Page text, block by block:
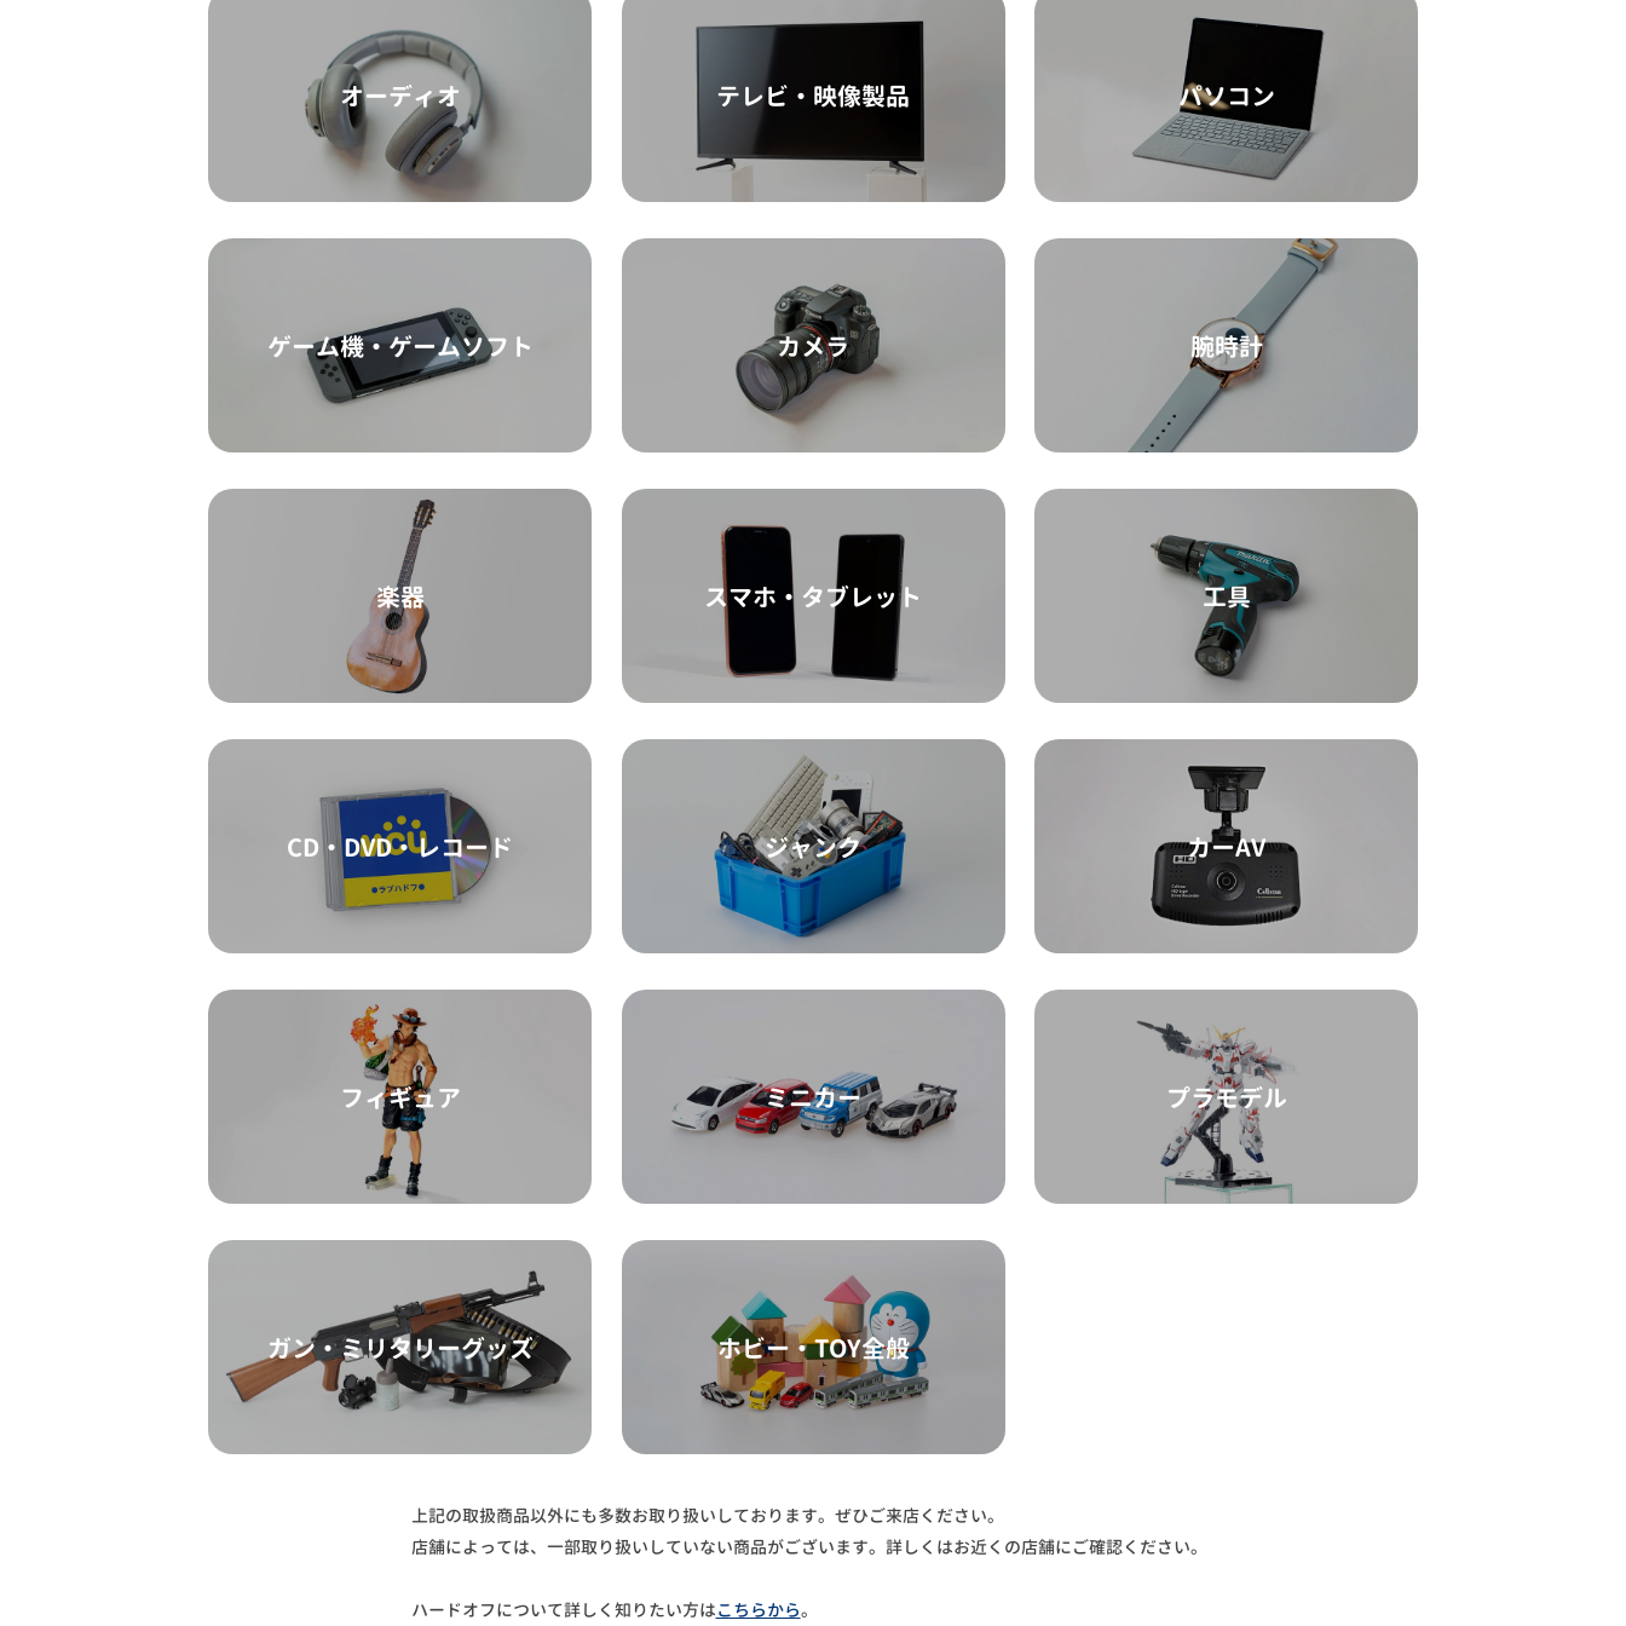
オーディオ テレビ・映像製品 パソコン
ゲーム機・ゲームソフト カメラ 腕時計
楽器 スマホ・タブレット 工具
CD・DVD・レコード ジャンク カーAV
フィギュア ミニカー プラモデル
ガン・ミリタリーグッズ ホビー・TOY全般
上記の取扱商品以外にも多数お取り扱いしております。ぜひご来店ください。
店舗によっては、一部取り扱いしていない商品がございます。詳しくはお近くの店舗にご確認ください。
ハードオフについて詳しく知りたい方はこちらから。